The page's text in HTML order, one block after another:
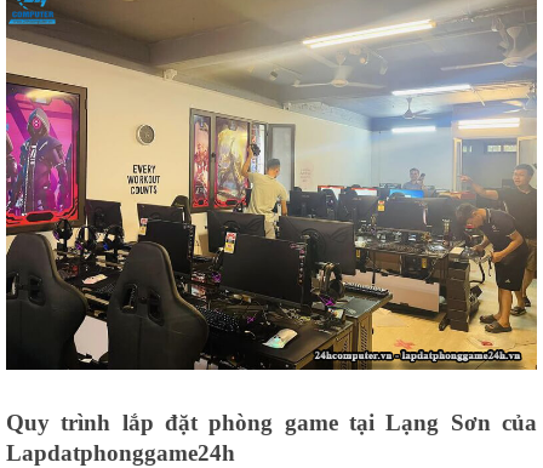
Quy trình lắp đặt phòng game tại Lạng Sơn của
Lapdatphonggame24h